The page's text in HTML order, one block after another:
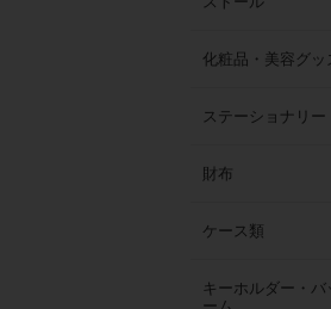
化粧品・美容グッ
ステーショナリー
財布
ケース類
キーホルダー・バ